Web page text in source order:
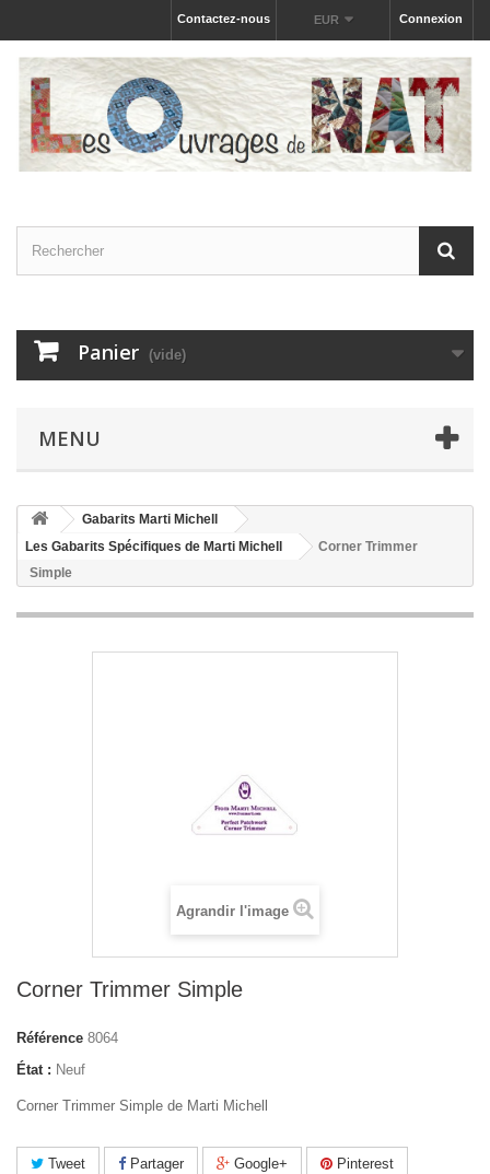
Connexion
EUR
Contactez-nous
Panier (vide)
MENU
Gabarits Marti Michell
Les Gabarits Spécifiques de Marti Michell
Corner Trimmer
Simple
Agrandir l'image
Corner Trimmer Simple
Référence 8064
État : Neuf
Corner Trimmer Simple de Marti Michell
Tweet Partager Google+ Pinterest